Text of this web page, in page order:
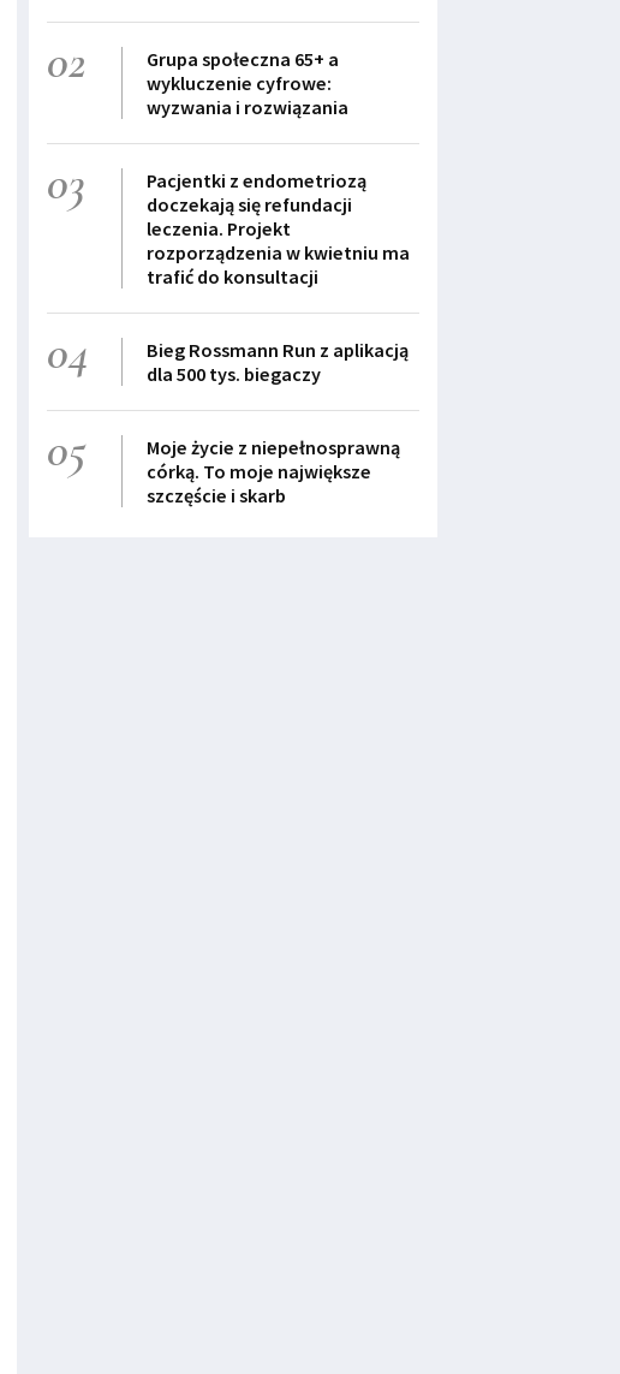
02
Grupa społeczna 65+ a
wykluczenie cyfrowe:
wyzwania i rozwiązania
03
Pacjentki z endometriozą
doczekają się refundacji
leczenia. Projekt
rozporządzenia w kwietniu ma
trafić do konsultacji
04
Bieg Rossmann Run z aplikacją
dla 500 tys. biegaczy
05
Moje życie z niepełnosprawną
córką. To moje największe
szczęście i skarb